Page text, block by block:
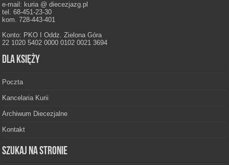
e-mail: kuria @ diecezjazg.pl
tel. 68-451-23-30
kom. 728-443-401
Konto: PKO I Oddz. Zielona Góra
22 1020 5402 0000 0102 0021 3694
Dla księży
Poczta
Kancelaria Kurii
Archiwum Diecezjalne
Kontakt
Szukaj na stronie